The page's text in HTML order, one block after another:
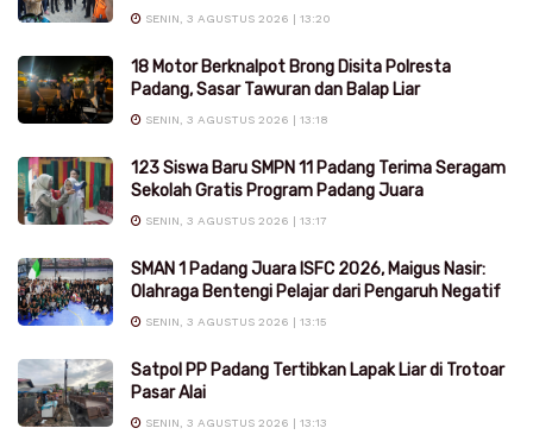
SENIN, 3 AGUSTUS 2026 | 13:20
18 Motor Berknalpot Brong Disita Polresta
Padang, Sasar Tawuran dan Balap Liar
SENIN, 3 AGUSTUS 2026 | 13:18
123 Siswa Baru SMPN 11 Padang Terima Seragam
Sekolah Gratis Program Padang Juara
SENIN, 3 AGUSTUS 2026 | 13:17
SMAN 1 Padang Juara ISFC 2026, Maigus Nasir:
Olahraga Bentengi Pelajar dari Pengaruh Negatif
SENIN, 3 AGUSTUS 2026 | 13:15
Satpol PP Padang Tertibkan Lapak Liar di Trotoar
Pasar Alai
SENIN, 3 AGUSTUS 2026 | 13:13